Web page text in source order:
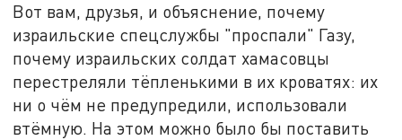
Вот вам, друзья, и объяснение, почему
израильские спецслужбы "проспали" Газу,
почему израильских солдат хамасовцы
перестреляли тёпленькими в их кроватях: их
ни о чём не предупредили, использовали
втёмную. На этом можно было бы поставить